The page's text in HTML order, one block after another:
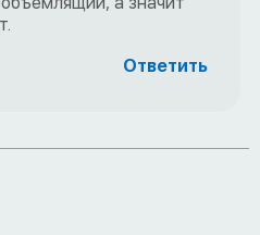
Ответить